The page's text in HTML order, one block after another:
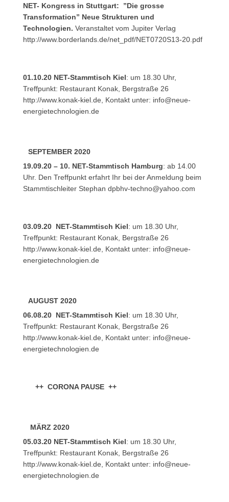
NET- Kongress in Stuttgart: ”Die grosse
Transformation” Neue Strukturen und
Technologien. Veranstaltet vom Jupiter Verlag
http://www.borderlands.de/net_pdf/NET0720S13-20.pdf
01.10.20 NET-Stammtisch Kiel: um 18.30 Uhr,
Treffpunkt: Restaurant Konak, Bergstraße 26
http://www.konak-kiel.de, Kontakt unter: info@neue-
energietechnologien.de
SEPTEMBER 2020
19.09.20 – 10. NET-Stammtisch Hamburg: ab 14.00
Uhr. Den Treffpunkt erfahrt Ihr bei der Anmeldung beim
Stammtischleiter Stephan dpbhv-techno@yahoo.com
03.09.20 NET-Stammtisch Kiel: um 18.30 Uhr,
Treffpunkt: Restaurant Konak, Bergstraße 26
http://www.konak-kiel.de, Kontakt unter: info@neue-
energietechnologien.de
AUGUST 2020
06.08.20 NET-Stammtisch Kiel: um 18.30 Uhr,
Treffpunkt: Restaurant Konak, Bergstraße 26
http://www.konak-kiel.de, Kontakt unter: info@neue-
energietechnologien.de
++ CORONA PAUSE ++
MÄRZ 2020
05.03.20 NET-Stammtisch Kiel: um 18.30 Uhr,
Treffpunkt: Restaurant Konak, Bergstraße 26
http://www.konak-kiel.de, Kontakt unter: info@neue-
energietechnologien.de